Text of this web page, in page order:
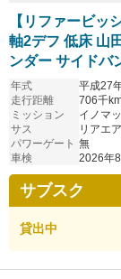
【リファービッ
軸2デフ 低床 山
ンダー サイドバ
リアエアサス 観
取得済み
年式
平成27
走行距離
706千
ミッション
イノマ
サス
リアエ
パワーゲート 無
車検
2026年
サブスク
貸出中